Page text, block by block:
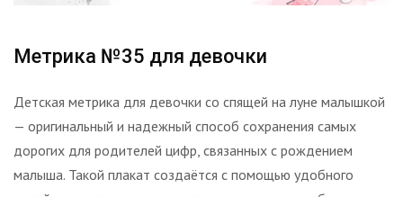
Метрика №35 для девочки
Детская метрика для девочки со спящей на луне малышкой
— оригинальный и надежный способ сохранения самых
дорогих для родителей цифр, связанных с рождением
малыша. Такой плакат создаётся с помощью удобного